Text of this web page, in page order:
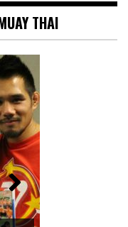
THAI